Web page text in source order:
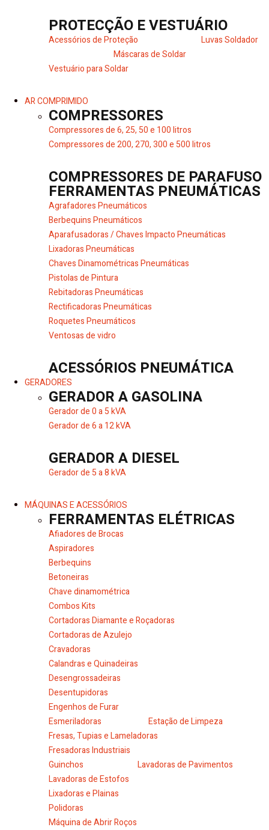
PROTECÇÃO E VESTUÁRIO
Acessórios de Proteção
Luvas Soldador
Máscaras de Soldar
Vestuário para Soldar
AR COMPRIMIDO
COMPRESSORES
Compressores de 6, 25, 50 e 100 litros
Compressores de 200, 270, 300 e 500 litros
COMPRESSORES DE PARAFUSO
FERRAMENTAS PNEUMÁTICAS
Agrafadores Pneumáticos
Berbequins Pneumáticos
Aparafusadoras / Chaves Impacto Pneumáticas
Lixadoras Pneumáticas
Chaves Dinamométricas Pneumáticas
Pistolas de Pintura
Rebitadoras Pneumáticas
Rectificadoras Pneumáticas
Roquetes Pneumáticos
Ventosas de vidro
ACESSÓRIOS PNEUMÁTICA
GERADORES
GERADOR A GASOLINA
Gerador de 0 a 5 kVA
Gerador de 6 a 12 kVA
GERADOR A DIESEL
Gerador de 5 a 8 kVA
MÁQUINAS E ACESSÓRIOS
FERRAMENTAS ELÉTRICAS
Afiadores de Brocas
Aspiradores
Berbequins
Betoneiras
Chave dinamométrica
Combos Kits
Cortadoras Diamante e Roçadoras
Cortadoras de Azulejo
Cravadoras
Calandras e Quinadeiras
Desengrossadeiras
Desentupidoras
Engenhos de Furar
Esmeriladoras
Estação de Limpeza
Fresas, Tupias e Lameladoras
Fresadoras Industriais
Guinchos
Lavadoras de Pavimentos
Lavadoras de Estofos
Lixadoras e Plainas
Polidoras
Máquina de Abrir Roços